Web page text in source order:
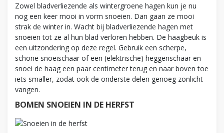
Zowel bladverliezende als wintergroene hagen kun je nu
nog een keer mooi in vorm snoeien. Dan gaan ze mooi
strak de winter in. Wacht bij bladverliezende hagen met
snoeien tot ze al hun blad verloren hebben. De haagbeuk is
een uitzondering op deze regel. Gebruik een scherpe,
schone snoeischaar of een (elektrische) heggenschaar en
snoei de haag een paar centimeter terug en naar boven toe
iets smaller, zodat ook de onderste delen genoeg zonlicht
vangen.
BOMEN SNOEIEN IN DE HERFST